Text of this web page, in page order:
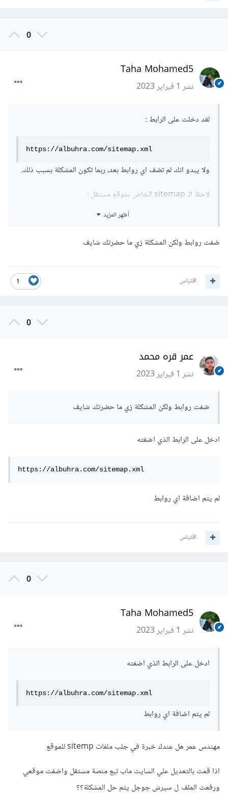
0
Taha Mohamed5
نشر1 فبراير 2023
لقد دخلت على الرابط
https://albuhra.com/sitemap.xml
ولا يبدو انك لم تضف اي روابط بعد، ربما تكون المشكلة بسبب ذلك.
لاحظ الـ sitemap الخاص بموقع مستقل
https://mostaql.com/sitemap.xml
جرب تعديل الـ
sitemap لشكل مشابه بموقع مستقل ثم قم بإضافة
أظهر المزيد
ضفت روابط ولكن المشكلة زي ما حضرتك شايف
1 اقتباس
0
عمر قره محمد
نشر1 فبراير 2023
ضفت روابط ولكن المشكلة زي ما حضرتك شايف
ادخل على الرابط الذي اضفته
https://albuhra.com/sitemap.xml
لم يتم اضافة اي روابط
اقتباس
0
Taha Mohamed5
نشر1 فبراير 2023
ادخل على الرابط الذي اضفته
https://albuhra.com/sitemap.xml
لم يتم اضافة اي روابط
مهندس عمر هل عندك خبرة في جلب ملفات sitemp للموقع
اذا قمت بالتعديل علي السايت ماب تبع منصة مستقل واضفت موقعي
ورفعت الملف ل سيرش جوجل يتم حل المشكلة؟؟